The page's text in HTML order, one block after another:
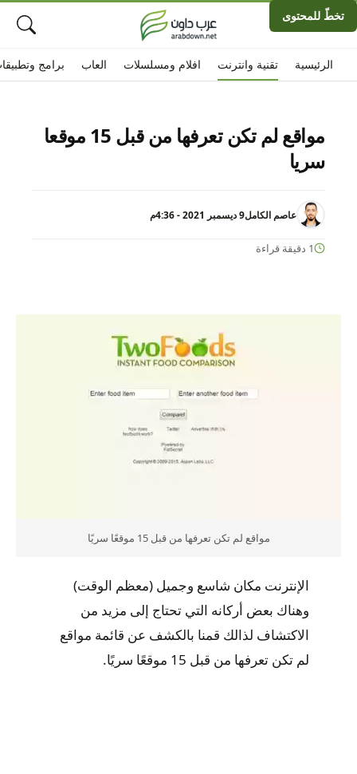
تخطّ للمحتوى
الرئيسية افلام ومسلسلات تقنية وانترنت العاب برامج
مواقع لم تكن تعرفها من قبل 15 موقعا
سريا
عاصم الكامل9 ديسمبر 2021 - 4:36م
1 دقيقة قراءة
مواقع لم تكن تعرفها من قبل 15 موقعًا سريًا
الإنترنت مكان شاسع وجميل (معظم الوقت)
وهناك بعض أركانه التي تحتاج إلى مزيد من
الاكتشاف لذالك قمنا بالكشف عن قائمة مواقع
لم تكن تعرفها من قبل 15 موقعًا سريًا.